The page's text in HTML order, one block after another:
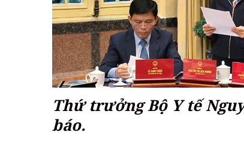
Thứ trưởng Bộ Y tế
báo.